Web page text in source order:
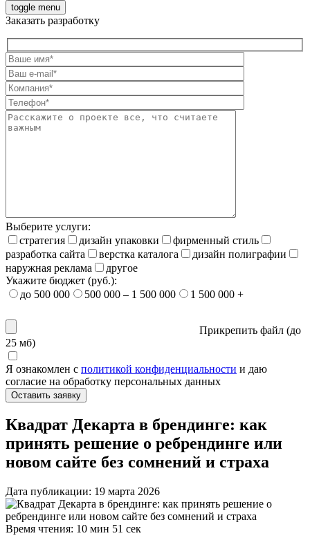
toggle menu
Заказать разработку
Выберите услуги:
стратегия
дизайн упаковки
фирменный стиль
разработка сайта
верстка каталога
дизайн полиграфии
наружная реклама
другое
Укажите бюджет (руб.):
до 500 000
500 000 – 1 500 000 1 500 000 +
Прикрепить файл (до
25 мб)
Я ознакомлен с политикой конфиденциальности и даю
согласие на обработку персональных данных
Оставить заявку
Квадрат Декарта в брендинге: как
принять решение о ребрендинге или
новом сайте без сомнений и страха
Дата публикации: 19 марта 2026
Время чтения: 10 мин 51 сек